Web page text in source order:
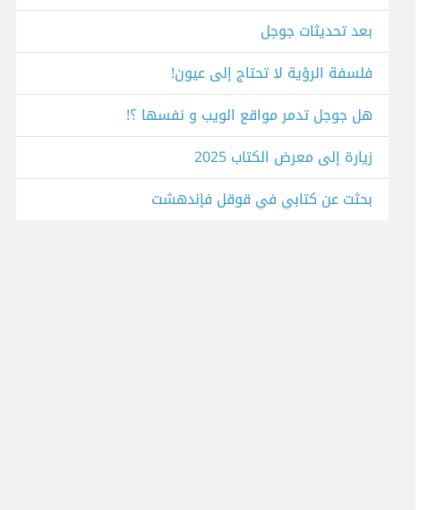
بعد تحديثات جوجل
فلسفة الرؤية لا تحتاج إلى عيون!
هل جوجل تدمر مواقع الويب و نفسها ؟!
زيارة إلى معرض الكتاب 2025
بحثت عن كتابي في قوقل فإندهشت